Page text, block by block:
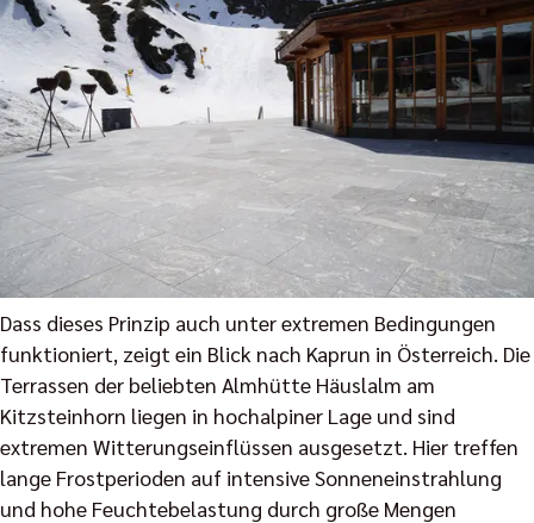
Dass dieses Prinzip auch unter extremen Bedingungen
funktioniert, zeigt ein Blick nach Kaprun in Österreich. Die
Terrassen der beliebten Almhütte Häuslalm am
Kitzsteinhorn liegen in hochalpiner Lage und sind
extremen Witterungseinflüssen ausgesetzt. Hier treffen
lange Frostperioden auf intensive Sonneneinstrahlung
und hohe Feuchtebelastung durch große Mengen